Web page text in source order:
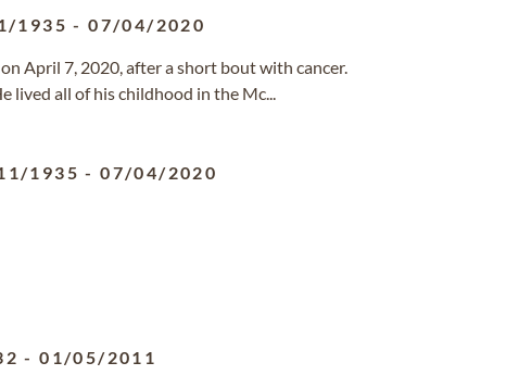
1935 -07/04/2020
April 7, 2020, after a short bout with cancer.
lived all of his childhood in the Mc...
1935 -07/04/2020
-01/05/2011